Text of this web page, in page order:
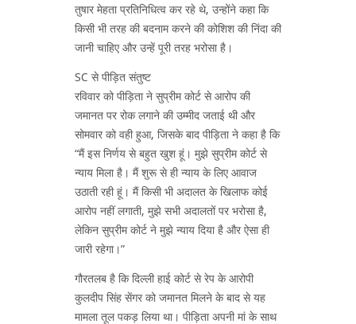
तुषार मेहता प्रतिनिधित्व कर रहे थे, उन्होंने कहा कि
किसी भी तरह की बदनाम करने की कोशिश की निंदा की
जानी चाहिए और उन्हें पूरी तरह भरोसा है।
SC से पीड़ित संतुष्ट
रविवार को पीड़िता ने सुप्रीम कोर्ट से आरोप की
जमानत पर रोक लगाने की उम्मीद जताई थी और
सोमवार को वही हुआ, जिसके बाद पीड़िता ने कहा है कि
“मैं इस निर्णय से बहुत खुश हूं। मुझे सुप्रीम कोर्ट से
न्याय मिला है। मैं शुरू से ही न्याय के लिए आवाज
उठाती रही हूं। मैं किसी भी अदालत के खिलाफ कोई
आरोप नहीं लगाती, मुझे सभी अदालतों पर भरोसा है,
लेकिन सुप्रीम कोर्ट ने मुझे न्याय दिया है और ऐसा ही
जारी रहेगा।”
गौरतलब है कि दिल्ली हाई कोर्ट से रेप के आरोपी
कुलदीप सिंह सेंगर को जमानत मिलने के बाद से यह
मामला तूल पकड़ लिया था। पीड़िता अपनी मां के साथ